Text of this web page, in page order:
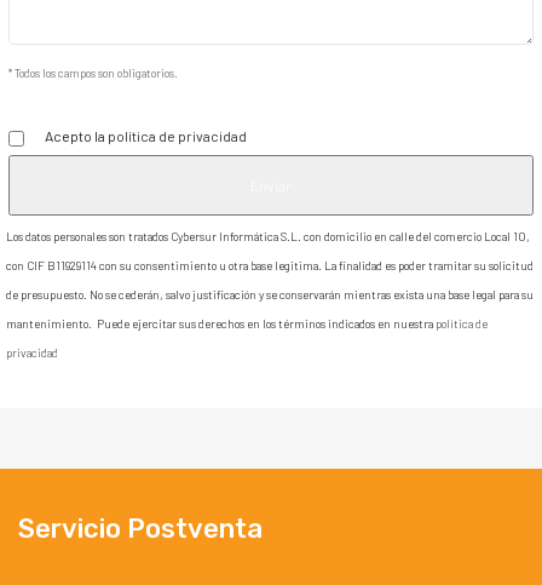
* Todos los campos son obligatorios.
Acepto la política de privacidad
Los datos personales son tratados Cybersur Informática S.L. con domicilio en calle del comercio Local 10,
con CIF B11929114 con su consentimiento u otra base legitima. La finalidad es poder tramitar su solicitud
de presupuesto. No se cederán, salvo justificación y se conservarán mientras exista una base legal para su
mantenimiento. Puede ejercitar sus derechos en los términos indicados en nuestra política de
privacidad
Servicio Postventa